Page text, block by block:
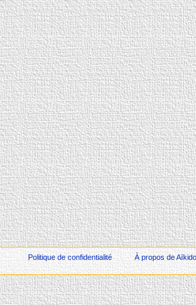
Politique de confidentialité À propos de